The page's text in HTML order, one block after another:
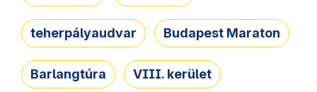
teherpályaudvar Budapest Maraton
Barlangtúra VIII. kerület